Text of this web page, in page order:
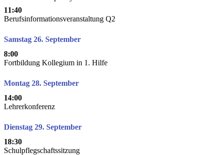
11:40
Berufsinformationsveranstaltung Q2
Samstag 26. September
8:00
Fortbildung Kollegium in 1. Hilfe
Montag 28. September
14:00
Lehrerkonferenz
Dienstag 29. September
18:30
Schulpflegschaftssitzung